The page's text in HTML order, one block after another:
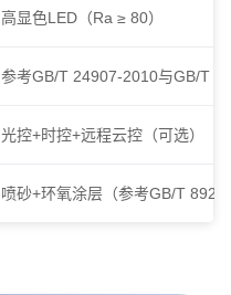
高显色LED（Ra ≥ 80）
参考GB/T 24907-2010与GB/T
光控+时控+远程云控（可选）
喷砂+环氧涂层（参考GB/T